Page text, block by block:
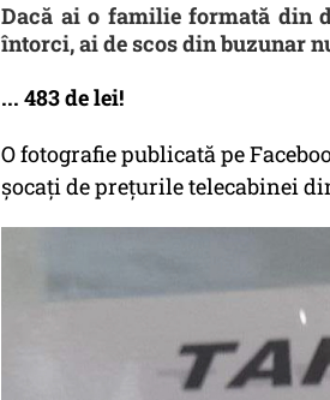
Dacă ai o familie formată din
întorci, ai de scos din buzunar
... 483 de lei!
O fotografie publicată pe
șocați de prețurile telecabinei